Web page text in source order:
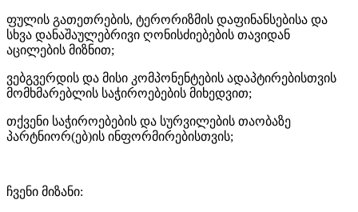
ფულის გათეთრების, ტერორიზმის დაფინანსებისა და
სხვა დანაშაულებრივი ღონისძიებების თავიდან
აცილების მიზნით;
ვებგვერდის და მისი კომპონენტების ადაპტირებისთვის
მომხმარებლის საჭიროებების მიხედვით;
თქვენი საჭიროებების და სურვილების თაობაზე
პარტნიორ(ებ)ის ინფორმირებისთვის;
ჩვენი მიზანი: